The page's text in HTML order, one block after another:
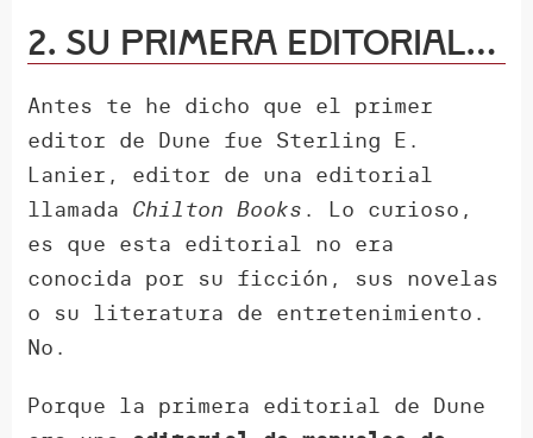
2. Su primera editorial…
Antes te he dicho que el primer
editor de Dune fue Sterling E.
Lanier, editor de una editorial
llamada Chilton Books . Lo curioso,
es que esta editorial no era
conocida por su ficción, sus novelas
o su literatura de entretenimiento.
No.
Porque la primera editorial de Dune